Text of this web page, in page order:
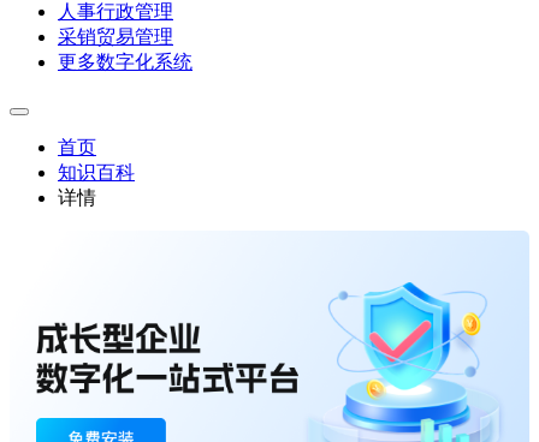
人事行政管理
采销贸易管理
更多数字化系统
首页
知识百科
详情